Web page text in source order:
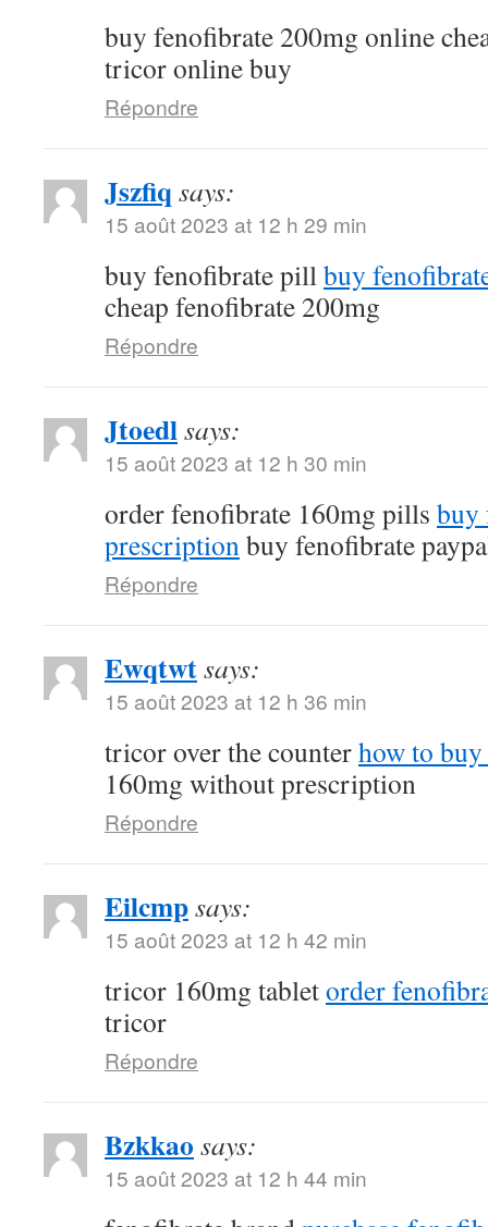
buy fenofibrate 200mg online
tricor online buy
Répondre
Jszfiq says:
15 août 2023 at 12 h 29 min
buy fenofibrate pillbuy
cheap fenofibrate 200mg
Répondre
Jtoedlsays:
15 août 2023 at 12 h 30 min
order fenofibrate 160mg pills buy
prescriptionbuy fenofibrate
Répondre
Ewqtwtsays:
15 août 2023 at 12 h 36 min
tricor over the counterhow to
160mg without prescription
Répondre
Eilcmpsays:
15 août 2023 at 12 h 42 min
tricor 160mg tabletorder
tricor
Répondre
Bzkkao says:
15 août 2023 at 12 h 44 min